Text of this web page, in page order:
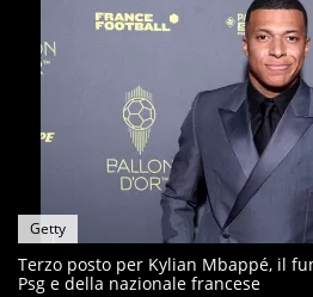
Getty
Terzo posto per Kylian Mbappé, il
Psg e della nazionale francese